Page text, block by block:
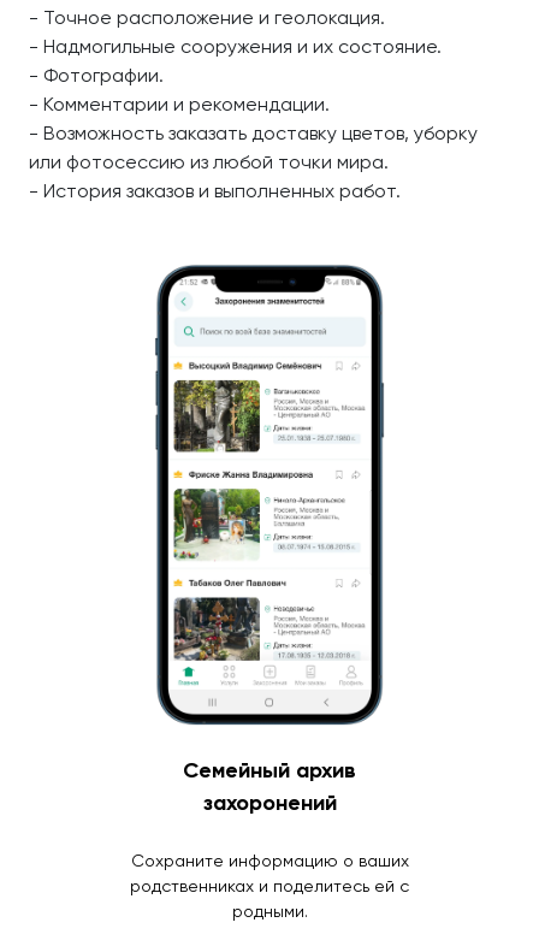
- Точное расположение и геолокация.
- Надмогильные сооружения и их состояние.
- Фотографии.
- Комментарии и рекомендации.
- Возможность заказать доставку цветов, уборку
или фотосессию из любой точки мира.
- История заказов и выполненных работ.
Семейный архив
захоронений
Сохраните информацию о ваших
родственниках и поделитесь ей с
родными.